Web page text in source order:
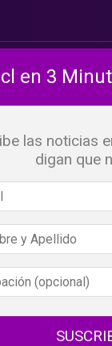
en 3
las noticias
digan que